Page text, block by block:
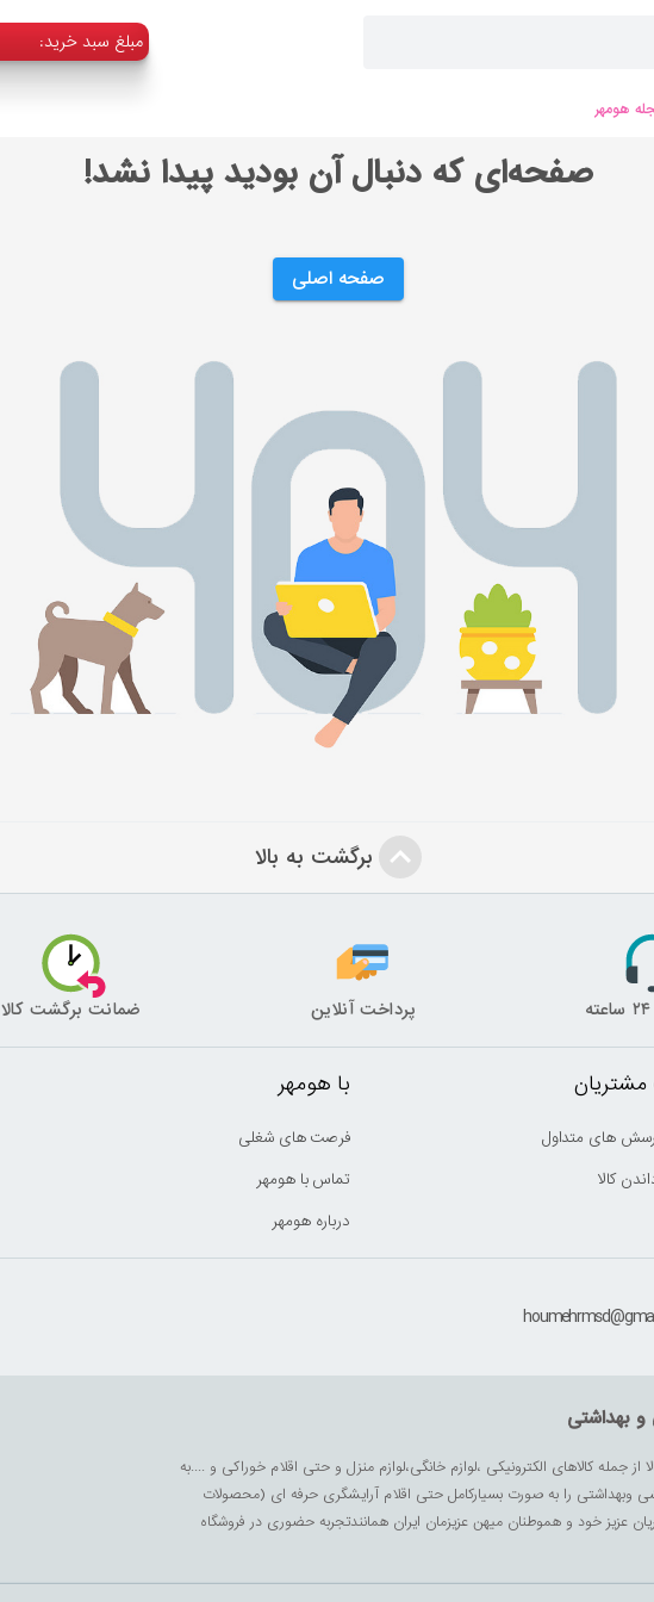
:مبلغ سبد خرید
هومهر
صفحه‌ای که دنبال آن بودید پیدا نشد!
صفحه اصلی
برگشت به بالا
پرداخت آنلاین ضمانت برگشت کالا
های متداول
کالا
با هومهر
فرصت های شغلی
تماس با هومهر
درباره هومهر
و بهداشتی
از جمله کالاهای الکترونیکی ،لوازم خانگی،لوازم منزل و حتی اقلام خوراکی و ....به
وبهداشتی را به صورت بسیارکامل حتی اقلام آرایشگری حرفه ای (محصولات
عزیز خود و هموطنان میهن عزیزمان ایران همانندتجربه حضوری در فروشگاه